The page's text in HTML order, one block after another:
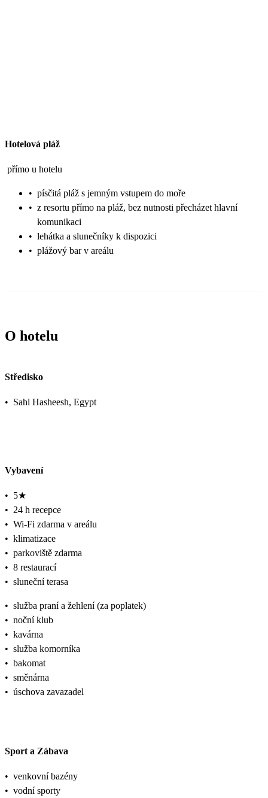
Hotelová pláž
přímo u hotelu
• písčitá pláž s jemným vstupem do moře
• z resortu přímo na pláž, bez nutnosti přecházet hlavní
komunikaci
• lehátka a slunečníky k dispozici
• plážový bar v areálu
O hotelu
Středisko
• Sahl Hasheesh, Egypt
Vybavení
• 5★
• 24 h recepce
• Wi-Fi zdarma v areálu
• klimatizace
• parkoviště zdarma
• 8 restaurací
• sluneční terasa
• služba praní a žehlení (za poplatek)
• noční klub
• kavárna
• služba komorníka
• bakomat
• směnárna
• úschova zavazadel
Sport a Zábava
• venkovní bazény
• vodní sporty